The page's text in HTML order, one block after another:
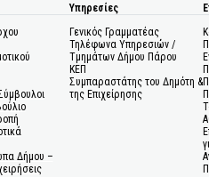
Δήμου –
Υπηρεσίες
Γενικός Γραμματέας
Τηλέφωνα Υπηρεσιών /
Τμημάτων Δήμου Πάρου
ΚΕΠ
Συμπαραστάτης του Δημότη &
της Επιχείρησης